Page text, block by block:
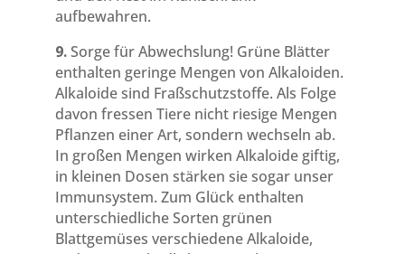
aufbewahren.
9.Sorge für Abwechslung! Grüne Blätter
enthalten geringe Mengen von Alkaloiden.
Alkaloide sind Fraßschutzstoffe. Als Folge
davon fressen Tiere nicht riesige Mengen
Pflanzen einer Art, sondern wechseln ab.
In großen Mengen wirken Alkaloide giftig,
in kleinen Dosen stärken sie sogar unser
Immunsystem. Zum Glück enthalten
unterschiedliche Sorten grünen
Blattgemüses verschiedene Alkaloide,